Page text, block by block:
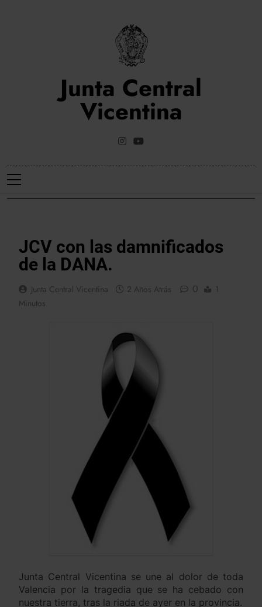
Junta Central
Vicentina
Web Oficial De La Junta Central Vicentina De Valencia
JCV con las damnificados
de la DANA.
Junta Central Vicentina 2 Años Atrás 0
1
Minutos
Junta Central Vicentina se une al dolor de toda
Valencia por la tragedia que se ha cebado con
nuestra tierra, tras la riada de ayer en la provincia.